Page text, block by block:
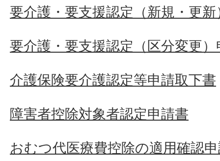
要介護・要支援認定（新規・更新
要介護・要支援認定（区分変更）
介護保険要介護認定等申請取下書
障害者控除対象者認定申請書
おむつ代医療費控除の適用確認